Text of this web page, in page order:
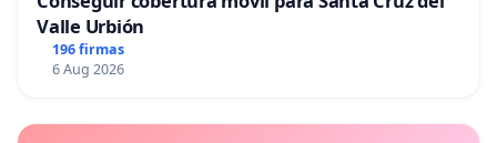
Valle Urbión
196 firmas
6 Aug 2026